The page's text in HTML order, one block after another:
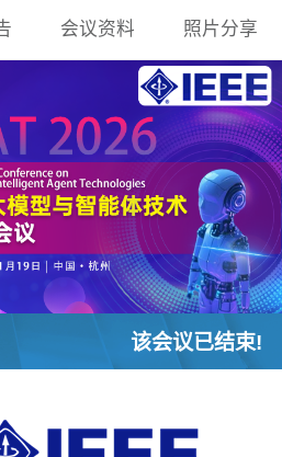
会议资料 照片分享
该会议已结束!